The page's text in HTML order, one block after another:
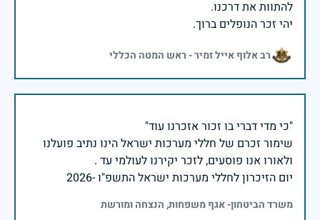
יהי זכר הנופלים ברוך.
רב אלוף אייל זמיר - ראש המטה הכללי
שימור זכרם של חללי מערכות ישראל הינו נתיב פועלנו
יום הזיכרון לחללי מערכות ישראל התשפ"ו -2026
משרד הביטחון- אגף משפחות, הנצחה ומורשת